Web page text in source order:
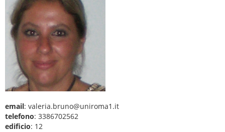
email: valeria.bruno@uniroma1.it
telefono: 3386702562
edificio: 12